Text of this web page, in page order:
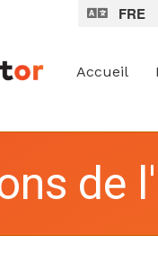
FRE
Accueil
de